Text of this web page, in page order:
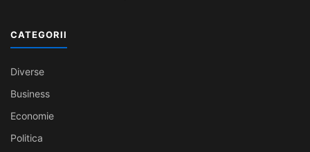
CATEGORII
Diverse
Business
Economie
Politica